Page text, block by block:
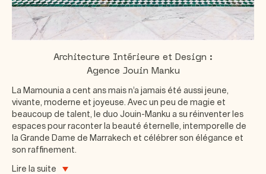
Architecture Intérieure et Design :
Agence Jouin Manku
La Mamounia a cent ans mais n’a jamais été aussi jeune,
vivante, moderne et joyeuse. Avec un peu de magie et
beaucoup de talent, le duo Jouin-Manku a su réinventer les
espaces pour raconter la beauté éternelle, intemporelle de
la Grande Dame de Marrakech et célébrer son élégance et
son raffinement.
Lire la suite